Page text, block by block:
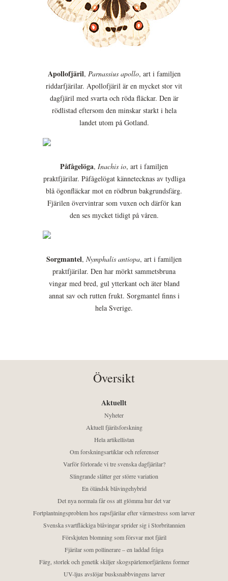
Apollofjäril, Parnassius apollo, art i familjen
riddarfjärilar. Apollofjäril är en mycket stor vit
dagfjäril med svarta och röda fläckar. Den är
rödlistad eftersom den minskar starkt i hela
landet utom på Gotland.
Påfågelöga, Inachis io, art i familjen
praktfjärilar. Påfågelögat kännetecknas av tydliga
blå ögonfläckar mot en rödbrun bakgrundsfärg.
Fjärilen övervintrar som vuxen och därför kan
den ses mycket tidigt på våren.
Sorgmantel, Nymphalis antiopa, art i familjen
praktfjärilar. Den har mörkt sammetsbruna
vingar med bred, gul ytterkant och äter bland
annat sav och rutten frukt. Sorgmantel finns i
hela Sverige.
Översikt
Aktuellt
Nyheter
Aktuell fjärilsforskning
Hela artikellistan
Om forskningsartiklar och referenser
Varför förlorade vi tre svenska dagfjärilar?
Slingrande slåtter ger större variation
En öländsk blåvingehybrid
Det nya normala får oss att glömma hur det var
Fortplantningsproblem hos rapsfjärilar efter värmestress som larver
Svenska svartfläckiga blåvingar sprider sig i Storbritannien
Förskjuten blomning som försvar mot fjäril
Fjärilar som pollinerare – en laddad fråga
Färg, storlek och genetik skiljer skogspärlemorfjärilens former
UV-ljus avslöjar busksnabbvingens larver